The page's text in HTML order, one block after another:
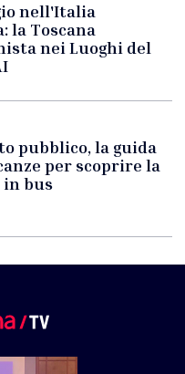
nell'Italia
la Toscana
nei Luoghi del
pubblico, la guida
per scoprire la
in bus